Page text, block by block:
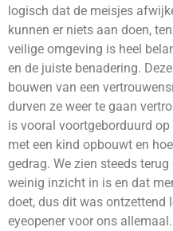
logisch dat de meisjes
kunnen er niets aan doen,
veilige omgeving is heel
en de juiste benadering.
bouwen van een
durven ze weer te gaan
is vooral voortgeborduurd
met een kind opbouwt en
gedrag. We zien steeds
weinig inzicht in is en dat
doet, dus dit was ontzettend
eyeopener voor ons allemaal.